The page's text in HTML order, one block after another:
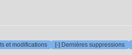
et modifications [-] Dernières suppressions